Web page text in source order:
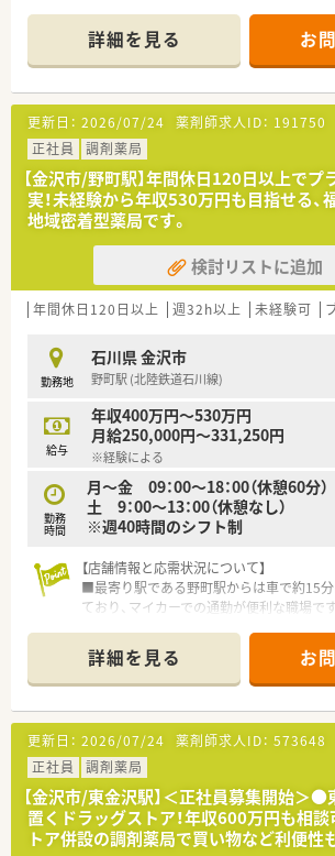
詳細を見る お
更新日： 2026/07/24 薬剤師求人ID： 191750
正社員
調剤薬局
【金沢市/野町駅】年間休日120日以上でプ
実！未経験から年収530万円も目指せる、
地域密着型薬局です。
検討リストに追加
年間休日120日以上 週32h以上 未経験可
勤務地
石川県 金沢市
野町駅 (北陸鉄道石川線)
給与
年収400万円～530万円
月給250,000円～331,250円
※経験による
勤務
時間
月～金 09：00～18：00（休憩60分）
土 9：00～13：00（休憩なし）
※週40時間のシフト制
【店舗情報と応需状況について】
■最寄り駅である野町駅からは車で約15
ており、マイカーでの通勤が便利な職場です
活かしながらスキルアップできる環境です
■処方箋は1日あたり約70～100枚で、薬剤
です。事務スタッフが複数名在籍しており
【勤務実態について】
■産休・育休からの復帰率は97%と非常に高
務制度を利用して働くことが可能です。
■夏季や年末年始の休暇に加えて、永年勤
休暇制度もあり、長く働きやすい環境です。
■自宅から通える範囲での勤務や、エリア
ご自身の希望に合わせた働き方が選べます
詳細を見る お
更新日： 2026/07/24 薬剤師求人ID： 573648
正社員
調剤薬局
【金沢市/東金沢駅】＜正社員募集開始＞
置くドラッグストア！年収600万円も相
トア併設の調剤薬局で買い物など利便